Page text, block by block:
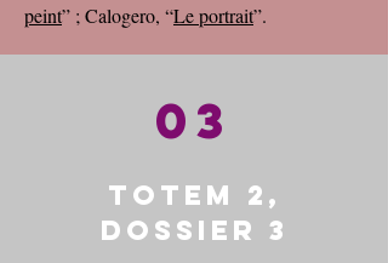
peint” ; Calogero, “Le portrait”.
03
Totem 2,
dossier 3